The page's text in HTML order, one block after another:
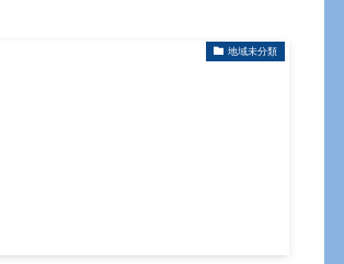
地域未分類